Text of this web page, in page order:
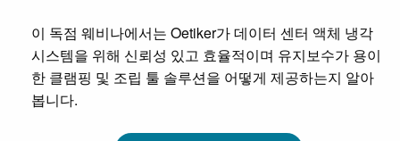
이 독점 웨비나에서는 Oetiker가 데이터 센터 액체 냉각
시스템을 위해 신뢰성 있고 효율적이며 유지보수가 용이
한 클램핑 및 조립 툴 솔루션을 어떻게 제공하는지 알아
봅니다.